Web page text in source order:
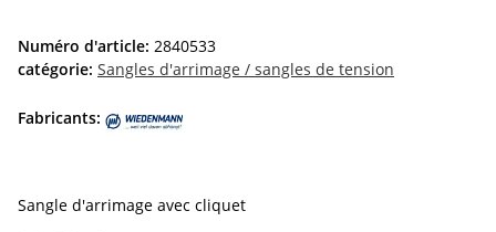
Numéro d'article: 2840533
catégorie: Sangles d'arrimage / sangles de tension
Fabricants:
Sangle d'arrimage avec cliquet